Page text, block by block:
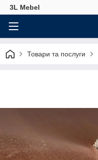
3L Mebel
Товари та послуги